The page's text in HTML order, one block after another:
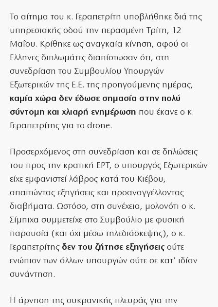
Το αίτημα του κ. Γεραπετρίτη υποβλήθηκε διά της
υπηρεσιακής οδού την περασμένη Τρίτη, 12
Μαΐου. Κρίθηκε ως αναγκαία κίνηση, αφού οι
Ελληνες διπλωμάτες διαπίστωσαν ότι, στη
συνεδρίαση του Συμβουλίου Υπουργών
Εξωτερικών της Ε.Ε. της προηγούμενης ημέρας,
καμία χώρα δεν έδωσε σημασία στην πολύ
σύντομη και χλιαρή ενημέρωση που έκανε ο κ.
Γεραπετρίτης για το drone.
Προσερχόμενος στη συνεδρίαση και σε δηλώσεις
του προς την κρατική ΕΡΤ, ο υπουργός Εξωτερικών
είχε εμφανιστεί λάβρος κατά του Κιέβου,
απαιτώντας εξηγήσεις και προαναγγέλλοντας
διαβήματα. Ωστόσο, στη συνέχεια, μολονότι ο κ.
Σίμπιχα συμμετείχε στο Συμβούλιο με φυσική
παρουσία (και όχι μέσω τηλεδιάσκεψης), ο κ.
Γεραπετρίτης δεν του ζήτησε εξηγήσεις ούτε
ενώπιον των άλλων υπουργών ούτε σε κατ’ ιδίαν
συνάντηση.
Η άρνηση της ουκρανικής πλευράς για την